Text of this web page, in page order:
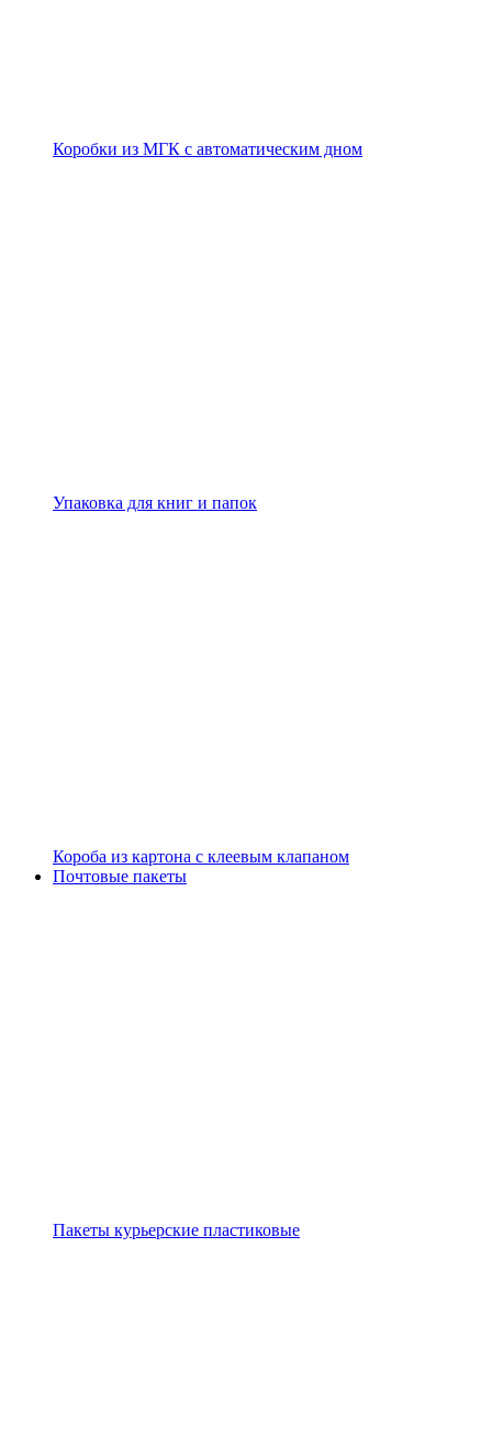
Коробки из МГК с автоматическим дном
Упаковка для книг и папок
Короба из картона с клеевым клапаном
Почтовые пакеты
Пакеты курьерские пластиковые